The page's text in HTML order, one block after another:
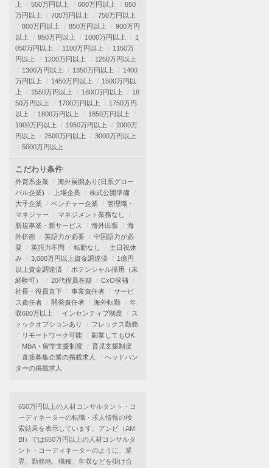
上
550万円以上 600万円以上
650
万円以上
700万円以上
750万円以上
800万円以上
850万円以上
900万円
以上
950万円以上 1000万円以上
1
050万円以上
1100万円以上
1150万
円以上
1200万円以上
1250万円以上
1300万円以上
1350万円以上
1400
万円以上
1450万円以上
1500万円以
上
1550万円以上 1600万円以上
16
50万円以上
1700万円以上
1750万円
以上
1800万円以上
1850万円以上
1900万円以上
1950万円以上
2000万
円以上
2500万円以上
3000万円以上
5000万円以上
こだわり条件
外資系企業
海外展開あり(日系グロー
バル企業)
上場企業
株式公開準備
大手企業
ベンチャー企業
管理職・
マネジャー
マネジメント業務なし
新規事業・新サービス
海外出張
海
外折衝
英語力が必要
中国語力が必
要
英語力不問 転勤なし
土日祝休
み
3,000万円以上資金調達済
1億円
以上資金調達済
ポテンシャル採用（未
経験可）
20代役員在籍
CxO候補
社長・役員直下
事業責任者
サービ
ス責任者
開発責任者 海外転勤
年
収600万以上
インセンティブ制度
ス
トックオプションあり
フレックス勤務
リモートワーク可能
副業してもOK
MBA・留学支援制度
育児支援制度
直接募集企業の掲載求人
ヘッドハン
ターの掲載求人
650万円以上の人材コンサルタント・コ
ーディネーターの転職・求人情報の検
索結果を表示しています。アンビ（AM
BI）では650万円以上の人材コンサルタ
ント・コーディネーターのように、業
界、勤務地、職種、年収などを掛け合